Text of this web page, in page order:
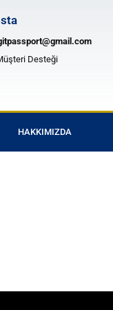
Desteği
HAKKIMIZDA